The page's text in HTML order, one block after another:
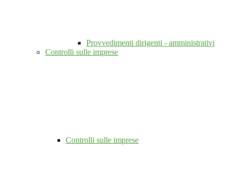
Provvedimenti dirigenti - amministrativi
Controlli sulle imprese
Controlli sulle imprese